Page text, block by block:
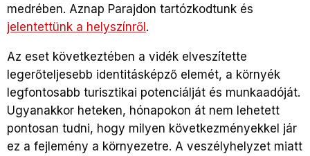
medrében. Aznap Parajdon tartózkodtunk és
jelentettünk a helyszínről.
Az eset következtében a vidék elveszítette
legerőteljesebb identitásképző elemét, a környék
legfontosabb turisztikai potenciálját és munkaadóját.
Ugyanakkor heteken, hónapokon át nem lehetett
pontosan tudni, hogy milyen következményekkel jár
ez a fejlemény a környezetre. A veszélyhelyzet miatt